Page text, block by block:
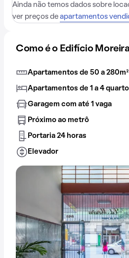
Ainda não temos dados sobre
ver preços de apartamentos
Como é o Edifício
Apartamentos de 50 a 280m²
Apartamentos de 1 a 4
Garagem com até 1 vaga
Próximo ao metrô
Portaria 24 horas
Elevador